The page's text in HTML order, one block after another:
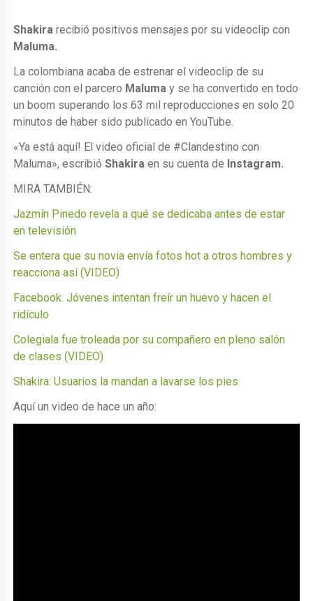
Shakira recibió positivos mensajes por su videoclip con
Maluma.
La colombiana acaba de estrenar el videoclip de su
canción con el parcero Maluma y se ha convertido en todo
un boom superando los 63 mil reproducciones en solo 20
minutos de haber sido publicado en YouTube.
«Ya está aquí! El video oficial de #Clandestino con
Maluma», escribióShakira en su cuenta de Instagram.
MIRA TAMBIÉN:
Jazmín Pinedo revela a qué se dedicaba antes de estar
en televisión
Se entera que su novia envía fotos hot a otros hombres y
reacciona así (VIDEO)
Facebook: Jóvenes intentan freír un huevo y hacen el
ridículo
Colegiala fue troleada por su compañero en pleno salón
de clases (VIDEO)
Shakira: Usuarios la mandan a lavarse los pies
Aquí un video de hace un año: